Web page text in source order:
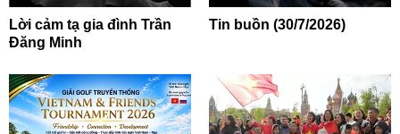
Lời cảm tạ gia đình Trần
Đăng Minh
Tin buồn (30/7/2026)